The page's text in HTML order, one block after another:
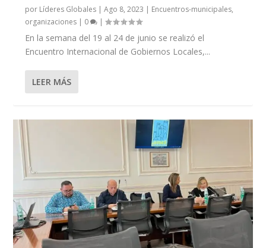
por Líderes Globales |Ago 8, 2023 | Encuentros-municipales,
organizaciones | 0 |
En la semana del 19 al 24 de junio se realizó el
Encuentro Internacional de Gobiernos Locales,...
LEER MÁS